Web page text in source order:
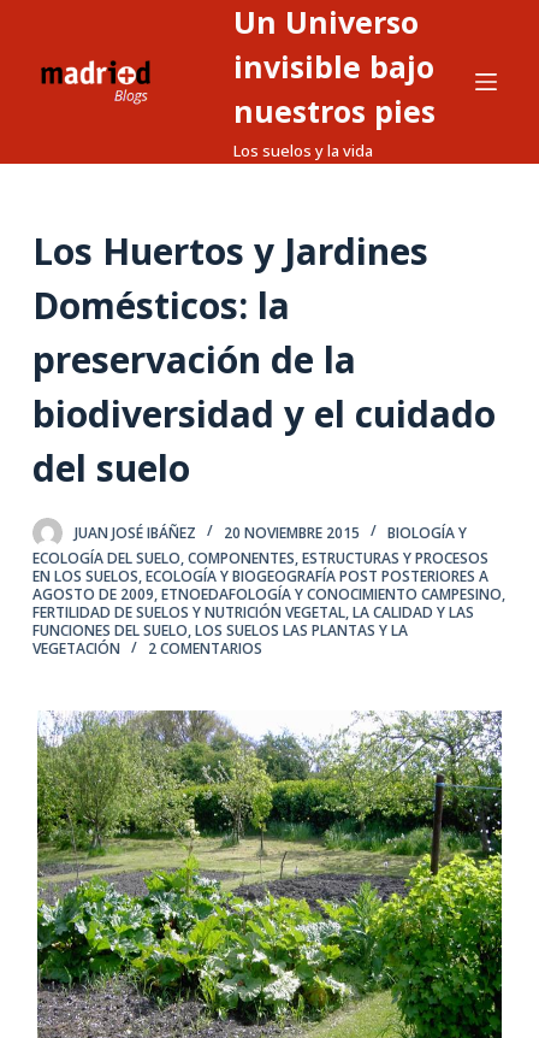
n
o
Un Universo
invisible bajo
nuestros pies
Los suelos y la vida
Los Huertos y Jardines
Domésticos: la
preservación de la
biodiversidad y el cuidado
del suelo
JUAN JOSÉ IBÁÑEZ 20 NOVIEMBRE 2015
BIOLOGÍA Y
ECOLOGÍA DEL SUELO,COMPONENTES, ESTRUCTURAS Y PROCESOS
EN LOS SUELOS,ECOLOGÍA Y BIOGEOGRAFÍA POST POSTERIORES A
AGOSTO DE 2009,ETNOEDAFOLOGÍA Y CONOCIMIENTO CAMPESINO,
FERTILIDAD DE SUELOS Y NUTRICIÓN VEGETAL,LA CALIDAD Y LAS
FUNCIONES DEL SUELO,LOS SUELOS LAS PLANTAS Y LA
VEGETACIÓN
2 COMENTARIOS